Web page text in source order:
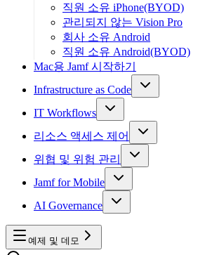
직원 소유 iPhone(BYOD)
관리되지 않는 Vision Pro
회사 소유 Android
직원 소유 Android(BYOD)
Mac용 Jamf 시작하기
Infrastructure as Code
IT Workflows
리소스 액세스 제어
위협 및 위험 관리
Jamf for Mobile
AI Governance
예제 및 데모